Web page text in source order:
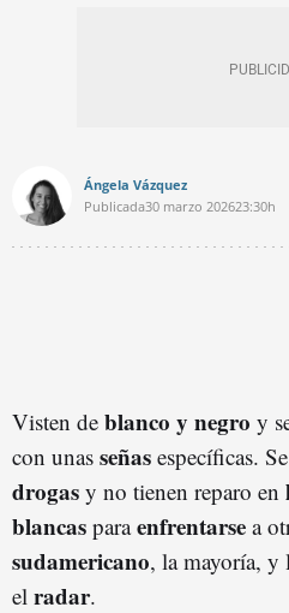
Ángela Vázquez
Publicada30 marzo 202623:30h
Visten de blanco y negro y
con unas señas específicas.
drogas y no tienen reparo en
blancas paraenfrentarse a
sudamericano, la mayoría, y
el radar.